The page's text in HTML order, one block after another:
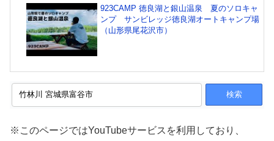
923CAMP 徳良湖と銀山温泉 夏のソロキャ
ンプ サンビレッジ徳良湖オートキャンプ場
（山形県尾花沢市）
※このページではYouTubeサービスを利用しており、